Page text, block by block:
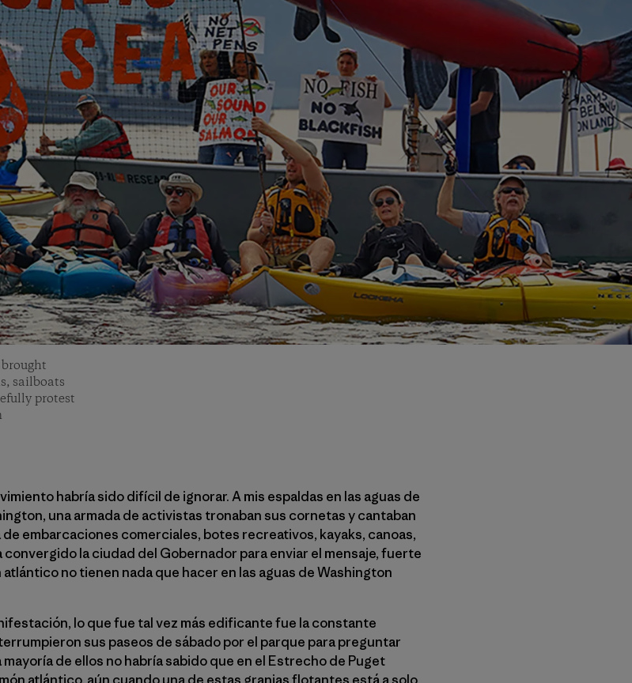
sailboats
protest
habría sido difícil de ignorar. A mis espaldas en las aguas de
una armada de activistas tronaban sus cornetas y cantaban
de embarcaciones comerciales, botes recreativos, kayaks, canoas,
convergido la ciudad del Gobernador para enviar el mensaje, fuerte
no tienen nada que hacer en las aguas de Washington
lo que fue tal vez más edificante fue la constante
sus paseos de sábado por el parque para preguntar
de ellos no habría sabido que en el Estrecho de Puget